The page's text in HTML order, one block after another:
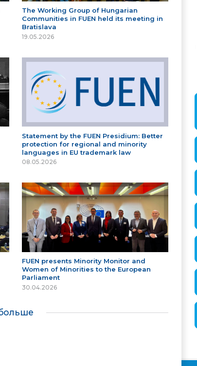
The Working Group of Hungarian
Communities in FUEN held its meeting in
Bratislava
19.05.2026
Statement by the FUEN Presidium: Better
protection for regional and minority
languages in EU trademark law
08.05.2026
FUEN presents Minority Monitor and
Women of Minorities to the European
Parliament
30.04.2026